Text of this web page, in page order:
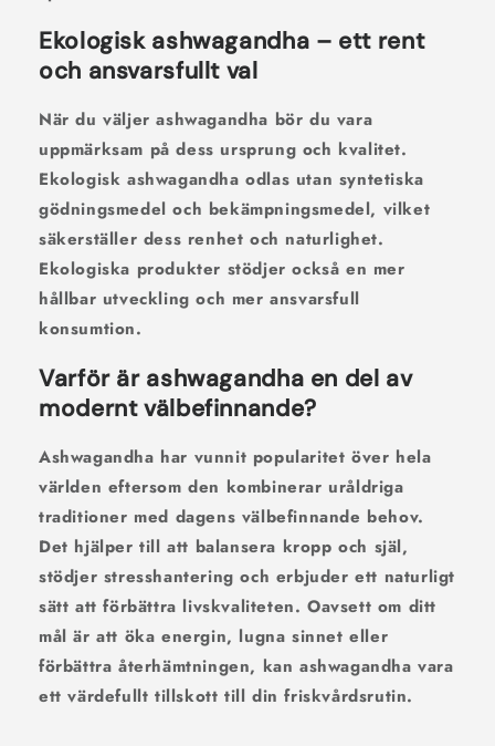
Ekologisk ashwagandha – ett rent
och ansvarsfullt val
När du väljer ashwagandha bör du vara
uppmärksam på dess ursprung och kvalitet.
Ekologisk ashwagandha odlas utan syntetiska
gödningsmedel och bekämpningsmedel, vilket
säkerställer dess renhet och naturlighet.
Ekologiska produkter stödjer också en mer
hållbar utveckling och mer ansvarsfull
konsumtion.
Varför är ashwagandha en del av
modernt välbefinnande?
Ashwagandha har vunnit popularitet över hela
världen eftersom den kombinerar uråldriga
traditioner med dagens välbefinnande behov.
Det hjälper till att balansera kropp och själ,
stödjer stresshantering och erbjuder ett naturligt
sätt att förbättra livskvaliteten. Oavsett om ditt
mål är att öka energin, lugna sinnet eller
förbättra återhämtningen, kan ashwagandha vara
ett värdefullt tillskott till din friskvårdsrutin.